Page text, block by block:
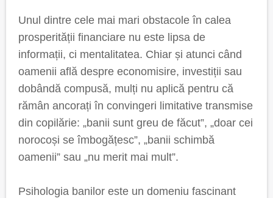
Unul dintre cele mai mari obstacole în calea
prosperității financiare nu este lipsa de
informații, ci mentalitatea. Chiar și atunci când
oamenii află despre economisire, investiții sau
dobândă compusă, mulți nu aplică pentru că
rămân ancorați în convingeri limitative transmise
din copilărie: „banii sunt greu de făcut”, „doar cei
norocoși se îmbogățesc”, „banii schimbă
oamenii” sau „nu merit mai mult”.
Psihologia banilor este un domeniu fascinant